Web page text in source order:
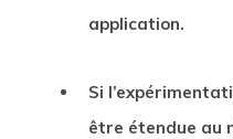
application.
Si
être étendue au